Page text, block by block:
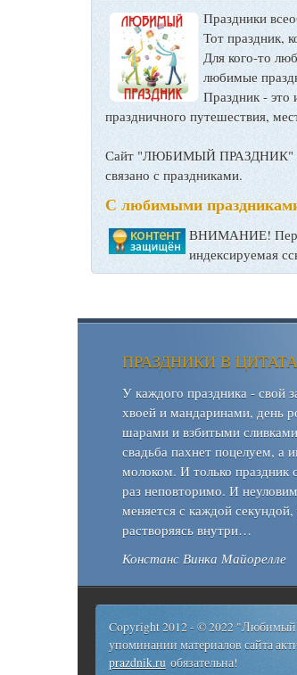
Праздники
Тот праздник,
Для кого-то
любимые
Праздник -
праздничного путешествия,
Сайт "ЛЮБИМЫЙ ПРАЗДНИК"
связано с праздниками.
С любимыми
ВНИМАНИЕ!
индексируемая
ПРАЗДНИКИ В
У каждого праздника - свой
хвоей и мандаринами, день
шарами и взбитыми
свадьба пахнет поцелуем, а
молоком. И только праздник
раз неповторимо. И
меняется с каждой секундой,
растворяясь внутри…
Констанс Винка Майорелле
Copyright 2012 - © 2022
упоминании материалов сайта
prazdnik.ru обязательна!